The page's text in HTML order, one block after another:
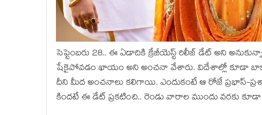
సెప్టెంబరు 28.. ఈ ఏడాదికి క్రేజీయెస్ట్ రిలీజ్ డేట్‌ అని
షేకైపోవడం ఖాయం అని అంచనా వేశారు. విదేశాల్లో కూడా
దీని మీద అంచనాలు కలిగాయి. ఎందుకంటే ఆ రోజే ప్రభాస్-
కిందటే ఈ డేట్ ప్రకటించి.. రెండు వారాల ముందు వరకు